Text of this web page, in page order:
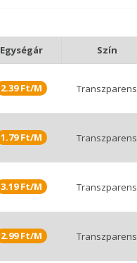
Egységár Szín
2.39 Ft/M Transzparens
1.79 Ft/M Transzparens
3.19 Ft/M Transzparens
2.99 Ft/M Transzparens